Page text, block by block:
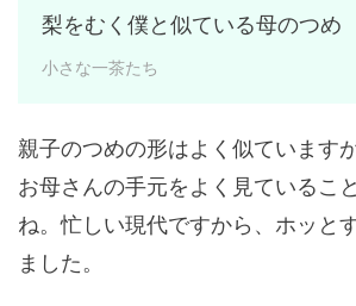
梨をむく僕と似ている母のつめ
小さな一茶たち
親子のつめの形はよく似ています
お母さんの手元をよく見ているこ
ね。忙しい現代ですから、ホッと
ました。